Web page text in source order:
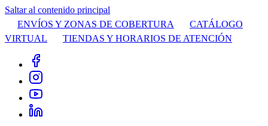
Saltar al contenido principal
ENVÍOS Y ZONAS DE COBERTURA
CATÁLOGO
VIRTUAL
TIENDAS Y HORARIOS DE ATENCIÓN